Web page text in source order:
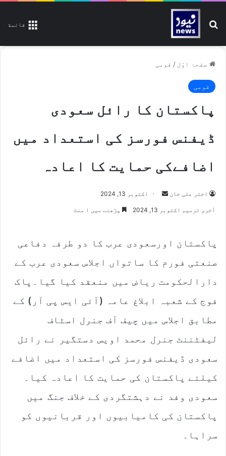
قائمة تلاش کیجیے
صفحۂ اوّل / قومی
قومی
پاکستان کا رائل سعودی
ڈیفنس فورسز کی استعداد میں
اضافےکی حمایت کا اعادہ
اختر علی خان
i
اکتوبر 13, 2024
آخری ترمیم اکتوبر 13, 2024 پڑھنے میں ۱ منٹ
پاکستان اورسعودی عرب کا دو طرفہ دفاعی
صنعتی فورم کا ساتواں اجلاس سعودی عرب کے
دارالحکومت ریاض میں منعقد کیا گیا۔پاک
فوج کے شعبہ ابلاغ عامہ (آئی ایس پی آر) کے
مطابق اجلاس میں چیف آف جنرل اسٹاف
لیفٹننٹ جنرل محمد اویس دستگیر نے رائل
سعودی ڈیفنس فورسز کی استعداد میں اضافے
کیلئے پاکستان کی حمایت کا اعادہ کیا۔
سعودی وفد نے دہشتگردی کے خلاف جنگ میں
پاکستان کی کامیابیوں اور قربانیوں کو
سراہا۔